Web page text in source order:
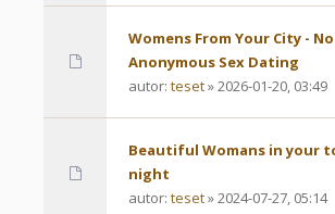
Womens From Your City -
Anonymous Sex Dating
autor: teset» 2026-01-20, 03:49
Beautiful Womans in your
night
autor: teset» 2024-07-27, 05:14